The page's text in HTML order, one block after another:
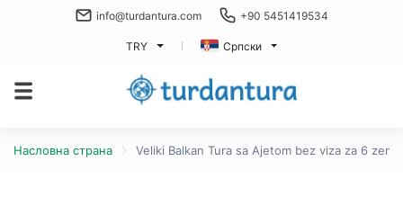
info@turdantura.com +90 5451419534
TRY Српски
Насловна страна Veliki Balkan Tura sa Ajetom bez viza za 6